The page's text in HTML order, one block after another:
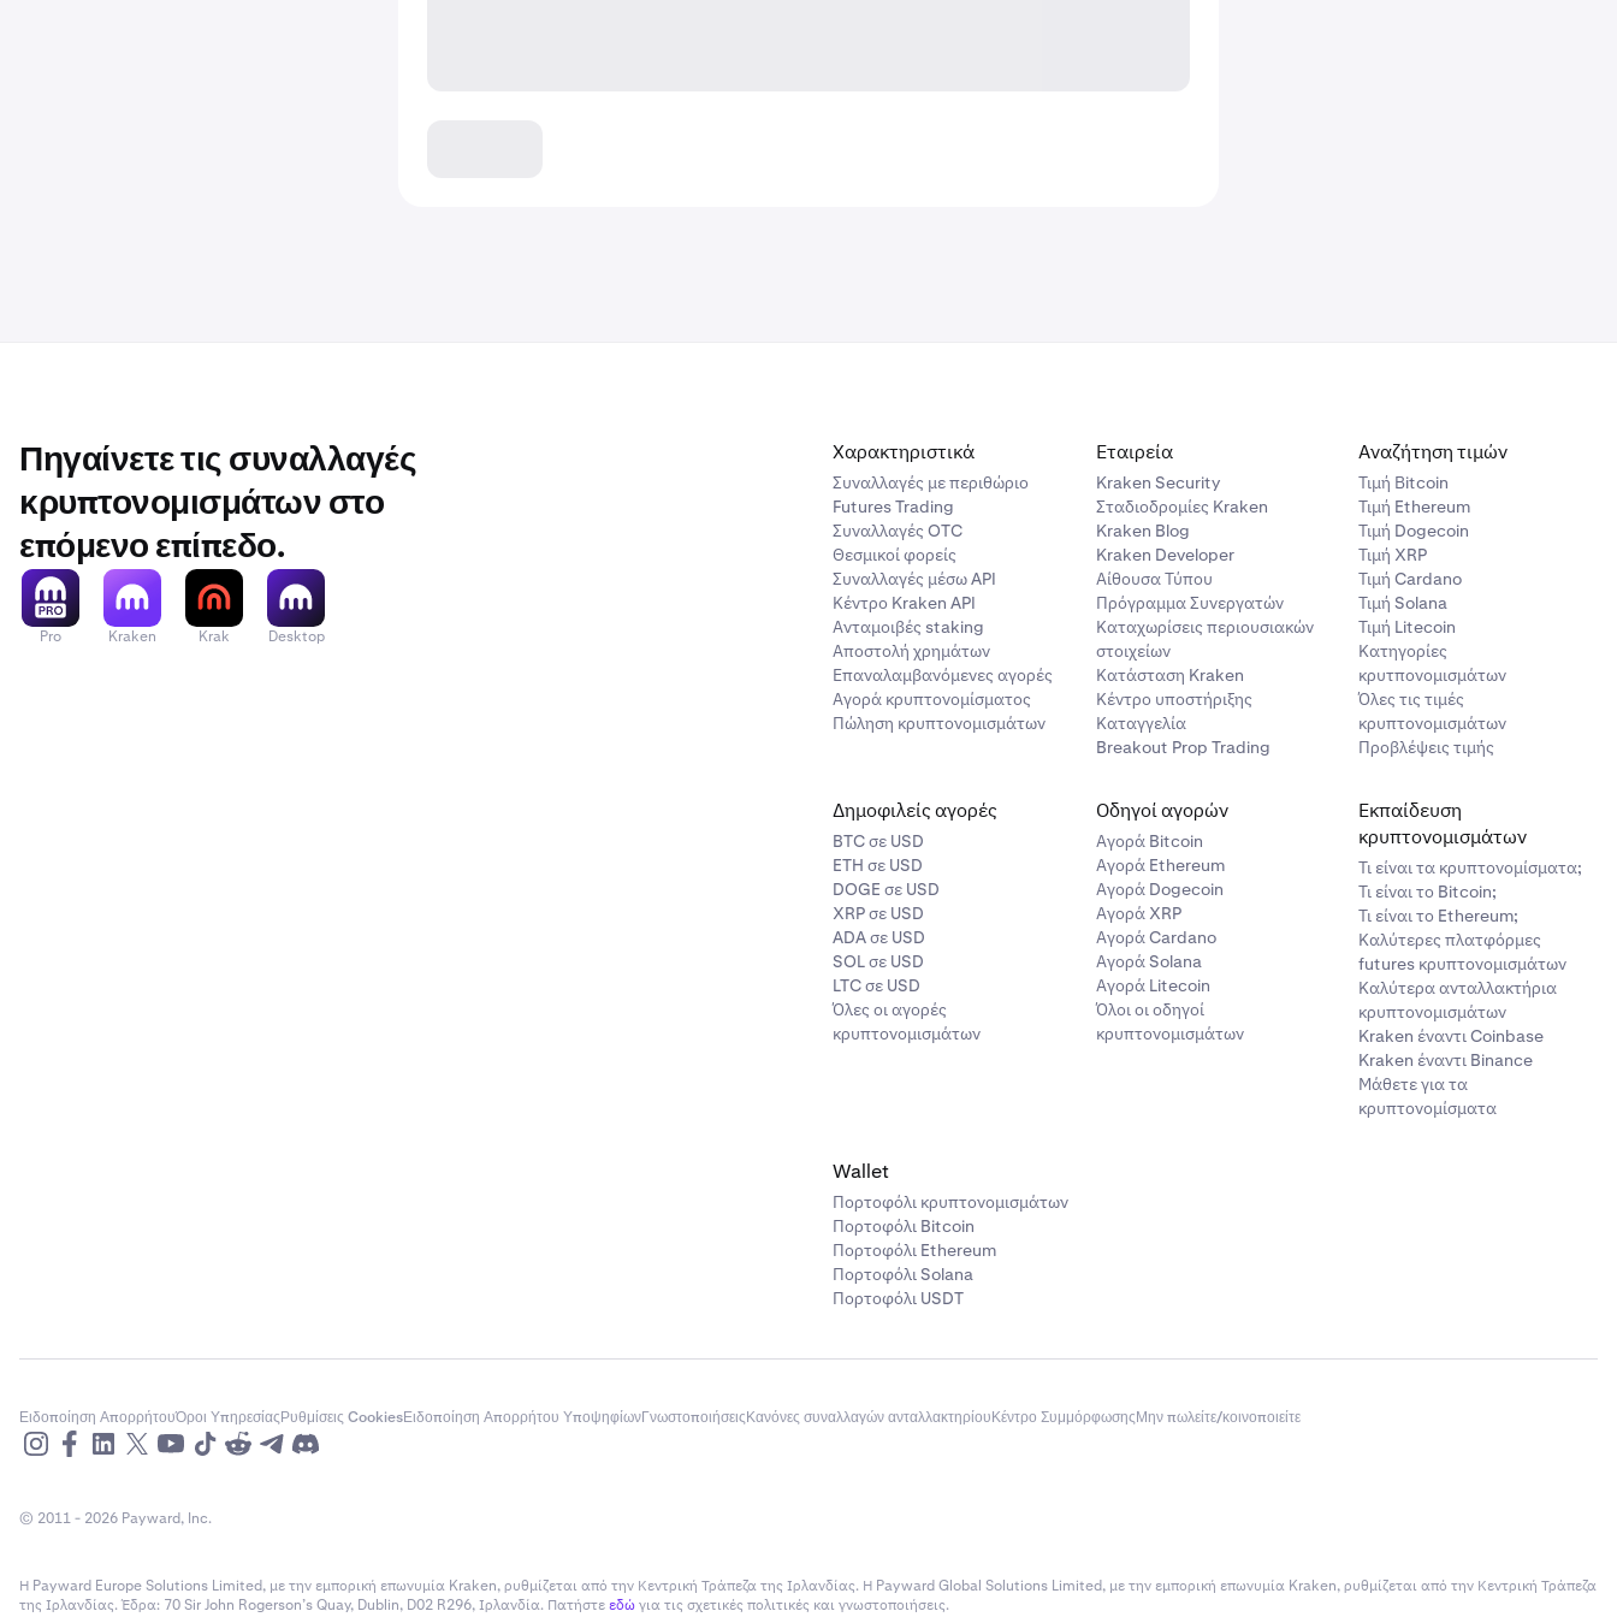
Πηγαίνετε τις συναλλαγές
κρυπτονομισμάτων στο
επόμενο επίπεδο.
Pro Kraken Krak Desktop
Χαρακτηριστικά
Συναλλαγές με περιθώριο
Futures Trading
Συναλλαγές OTC
Θεσμικοί φορείς
Συναλλαγές μέσω API
Κέντρο Kraken API
Ανταμοιβές staking
Αποστολή χρημάτων
Επαναλαμβανόμενες αγορές
Αγορά κρυπτονομίσματος
Πώληση κρυπτονομισμάτων
Εταιρεία
Kraken Security
Σταδιοδρομίες Kraken
Kraken Blog
Kraken Developer
Αίθουσα Τύπου
Πρόγραμμα Συνεργατών
Καταχωρίσεις περιουσιακών
στοιχείων
Κατάσταση Kraken
Κέντρο υποστήριξης
Καταγγελία
Breakout Prop Trading
Αναζήτηση τιμών
Τιμή Βitcoin
Τιμή Ethereum
Τιμή Dogecoin
Τιμή XRP
Τιμή Cardano
Τιμή Solana
Τιμή Litecoin
Κατηγορίες
κρυτπονομισμάτων
Όλες τις τιμές
κρυπτονομισμάτων
Προβλέψεις τιμής
Δημοφιλείς αγορές
BTC σε USD
ETH σε USD
DOGE σε USD
XRP σε USD
ADA σε USD
SOL σε USD
LTC σε USD
Όλες οι αγορές
κρυπτονομισμάτων
Οδηγοί αγορών
Αγορά Bitcoin
Αγορά Ethereum
Αγορά Dogecoin
Αγορά XRP
Αγορά Cardano
Αγορά Solana
Αγορά Litecoin
Όλοι οι οδηγοί
κρυπτονομισμάτων
Εκπαίδευση
κρυπτονομισμάτων
Τι είναι τα κρυπτονομίσματα;
Τι είναι το Bitcoin;
Τι είναι το Ethereum;
Καλύτερες πλατφόρμες
futures κρυπτονομισμάτων
Καλύτερα ανταλλακτήρια
κρυπτονομισμάτων
Kraken έναντι Coinbase
Kraken έναντι Binance
Μάθετε για τα
κρυπτονομίσματα
Wallet
Πορτοφόλι κρυπτονομισμάτων
Πορτοφόλι Bitcoin
Πορτοφόλι Ethereum
Πορτοφόλι Solana
Πορτοφόλι USDT
Ειδοποίηση ΑπορρήτουΌροι ΥπηρεσίαςΡυθμίσεις CookiesΕιδοποίηση Απορρήτου ΥποψηφίωνΓνωστοποιήσειςΚανόνες συναλλαγών ανταλλακτηρίουΚέντρο ΣυμμόρφωσηςΜην πωλείτε/κοινοποιείτε
© 2011 - 2026 Payward, Inc.
Η Payward Europe Solutions Limited, με την εμπορική επωνυμία Kraken, ρυθμίζεται από την Κεντρική Τράπεζα της Ιρλανδίας. Η Payward Global Solutions Limited, με την εμπορική επωνυμία Kraken, ρυθμίζεται από την Κεντρική Τράπεζα
της Ιρλανδίας. Έδρα: 70 Sir John Rogerson’s Quay, Dublin, D02 R296, Ιρλανδία. Πατήστεεδώγια τις σχετικές πολιτικές και γνωστοποιήσεις.